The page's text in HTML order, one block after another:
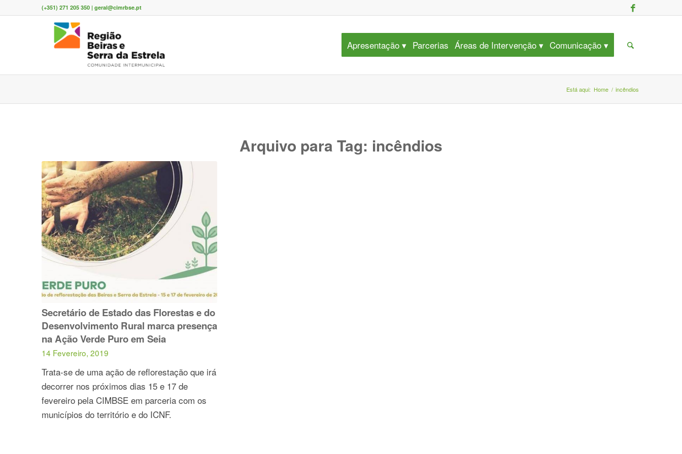
(+351) 271 205 350 | geral@cimrbse.pt
Apresentação Parcerias Áreas de Intervenção Comunicação
Está aqui: Home / incêndios
Arquivo para Tag: incêndios
Secretário de Estado das Florestas e do
Desenvolvimento Rural marca presença
na Ação Verde Puro em Seia
14 Fevereiro, 2019
Trata-se de uma ação de reflorestação que irá
decorrer nos próximos dias 15 e 17 de
fevereiro pela CIMBSE em parceria com os
municípios do território e do ICNF.